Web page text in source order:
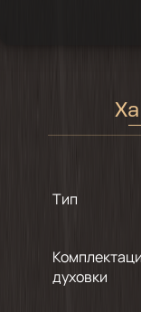
Тип
духовки